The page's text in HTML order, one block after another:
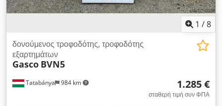
1 /8
Tatabánya 984 km
δονούμενος τροφοδότης, τροφοδότης
εξαρτημάτων
Gasco BVN5
1.285 €
σταθερή τιμή συν ΦΠΑ